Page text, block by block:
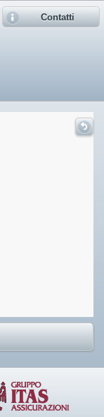
Contatti